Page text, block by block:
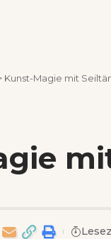
Kunst-Magie mit